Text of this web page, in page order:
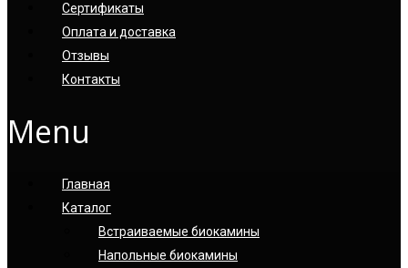
Сертификаты
Оплата и доставка
Отзывы
Контакты
Menu
Главная
Каталог
Встраиваемые биокамины
Напольные биокамины